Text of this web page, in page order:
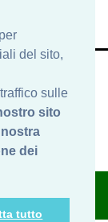
del sito,
sulle
sito
dei
tutto